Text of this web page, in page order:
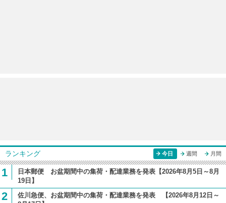
ランキング 今日 週間 月間
1
日本郵便 お盆期間中の集荷・配達業務を発表【2026年8月5日～8月
19日】
2
佐川急便、お盆期間中の集荷・配達業務を発表 【2026年8月12日～